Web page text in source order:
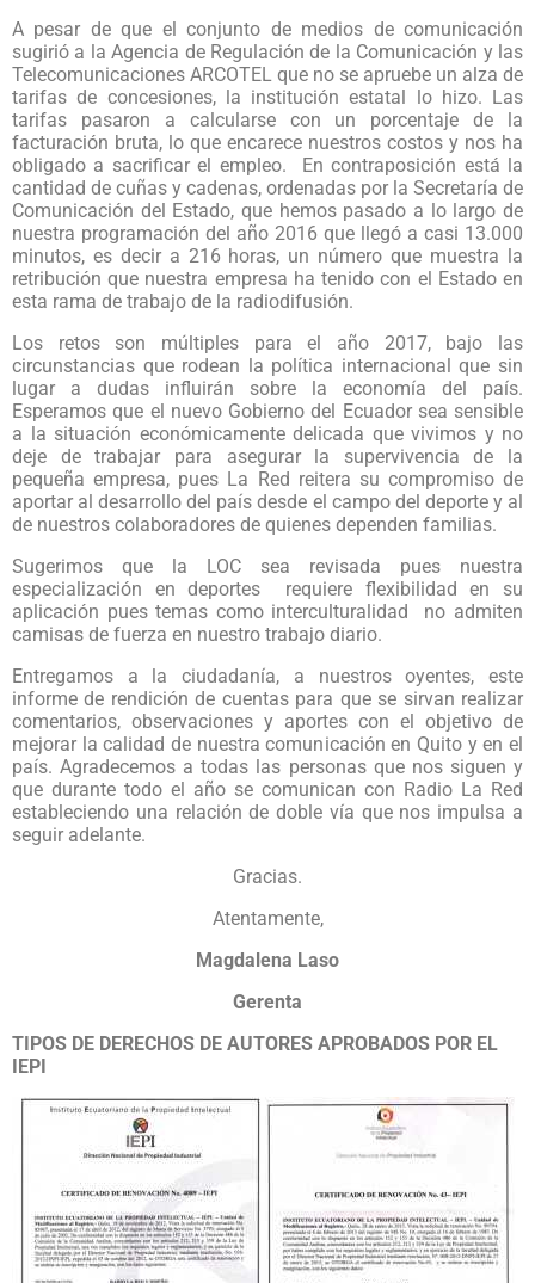
A pesar de que el conjunto de medios de comunicación
sugirió a la Agencia de Regulación de la Comunicación y las
Telecomunicaciones ARCOTEL que no se apruebe un alza de
tarifas de concesiones, la institución estatal lo hizo. Las
tarifas pasaron a calcularse con un porcentaje de la
facturación bruta, lo que encarece nuestros costos y nos ha
obligado a sacrificar el empleo. En contraposición está la
cantidad de cuñas y cadenas, ordenadas por la Secretaría de
Comunicación del Estado, que hemos pasado a lo largo de
nuestra programación del año 2016 que llegó a casi 13.000
minutos, es decir a 216 horas, un número que muestra la
retribución que nuestra empresa ha tenido con el Estado en
esta rama de trabajo de la radiodifusión.
Los retos son múltiples para el año 2017, bajo las
circunstancias que rodean la política internacional que sin
lugar a dudas influirán sobre la economía del país.
Esperamos que el nuevo Gobierno del Ecuador sea sensible
a la situación económicamente delicada que vivimos y no
deje de trabajar para asegurar la supervivencia de la
pequeña empresa, pues La Red reitera su compromiso de
aportar al desarrollo del país desde el campo del deporte y al
de nuestros colaboradores de quienes dependen familias.
Sugerimos que la LOC sea revisada pues nuestra
especialización en deportes requiere flexibilidad en su
aplicación pues temas como interculturalidad no admiten
camisas de fuerza en nuestro trabajo diario.
Entregamos a la ciudadanía, a nuestros oyentes, este
informe de rendición de cuentas para que se sirvan realizar
comentarios, observaciones y aportes con el objetivo de
mejorar la calidad de nuestra comunicación en Quito y en el
país. Agradecemos a todas las personas que nos siguen y
que durante todo el año se comunican con Radio La Red
estableciendo una relación de doble vía que nos impulsa a
seguir adelante.
Gracias.
Atentamente,
Magdalena Laso
Gerenta
TIPOS DE DERECHOS DE AUTORES APROBADOS POR EL
IEPI